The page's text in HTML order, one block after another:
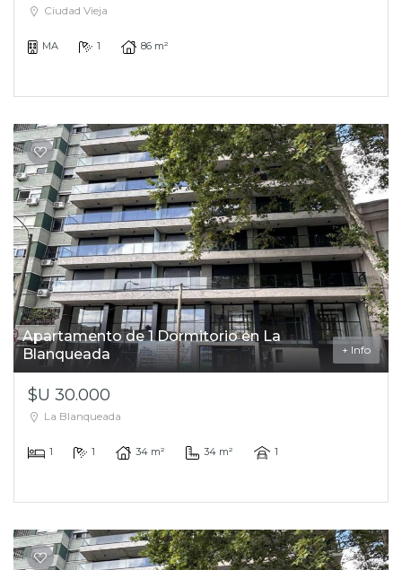
Ciudad Vieja
MA 1 86 m²
Apartamento de 1 Dormitorio en La
Blanqueada
+ Info
$U 30.000
La Blanqueada
1 1 34 m² 34 m² 1